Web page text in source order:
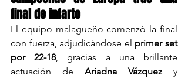
final de infarto
El equipo malagueño comenzó la final
con fuerza, adjudicándose el primer set
por 22-18, gracias a una brillante
actuación de Ariadna Vázquez